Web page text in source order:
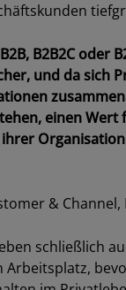
B2B2C
und da
einen
& Channel,
schließlich